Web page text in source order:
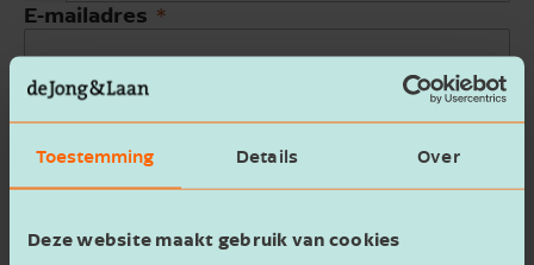
Toestemming Details Over
Deze website maakt gebruik van cookies
E-mailadres
Bedrijfsnaam